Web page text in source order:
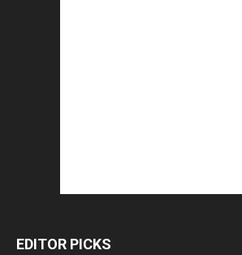
EDITOR PICKS